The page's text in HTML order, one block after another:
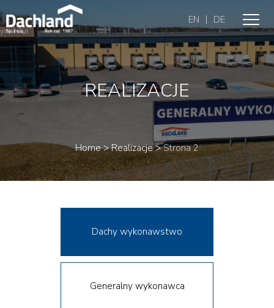
EN | DE
REALIZACJE
Home>Realizacje>Strona 2
Dachy wykonawstwo
Generalny wykonawca